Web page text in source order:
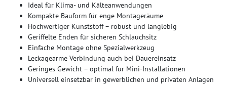
Ideal für Klima- und Kälteanwendungen
Kompakte Bauform für enge Montageräume
Hochwertiger Kunststoff – robust und langlebig
Geriffelte Enden für sicheren Schlauchsitz
Einfache Montage ohne Spezialwerkzeug
Leckagearme Verbindung auch bei Dauereinsatz
Geringes Gewicht – optimal für Mini-Installationen
Universell einsetzbar in gewerblichen und privaten Anlagen